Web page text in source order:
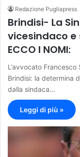
Redazione Pugliapress
Brindisi- La
vicesindaco e
ECCO I NOMI:
L’avvocato
Brindisi: la determina
dalla sindaca…
Leggi di più »